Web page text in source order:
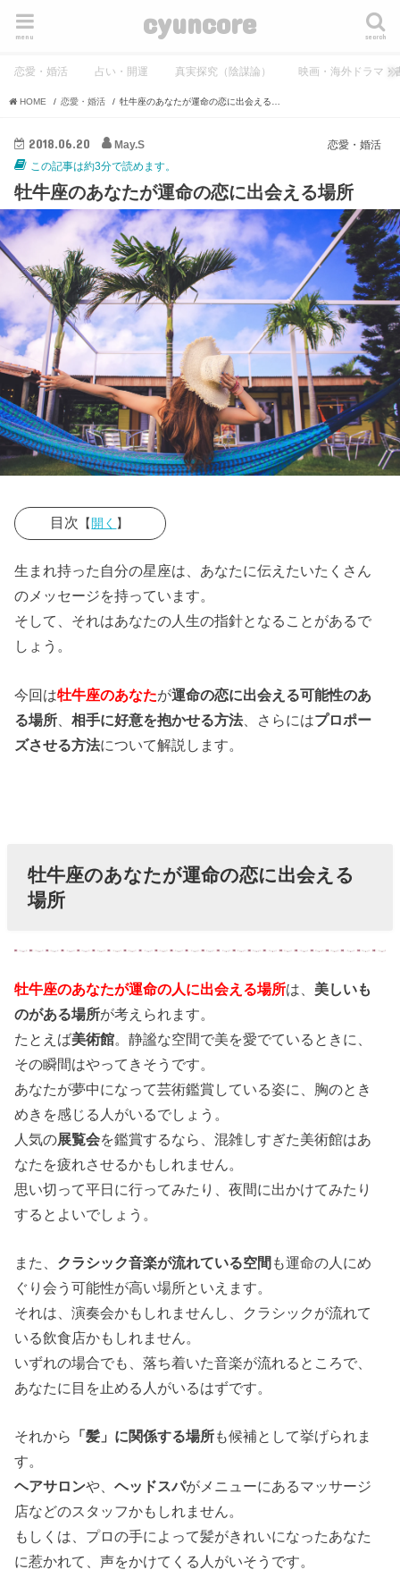
cyuncore search
menu
恋愛・婚活 占い・開運 真実探究（陰謀論） 映画・海外ドラマ・
HOME 恋愛・婚活
恋愛・婚活
2018.06.20
May.S
この記事は約3分で読めます。
牡牛座のあなたが運命の恋に出会える場所
目次 【開く 】
› 牡牛座のあな
たが運命の恋
に出会える場
所
たが運命の相
手に好意を抱
かせるには？
ーズされるに
は？
生まれ持った自分の星座は、あなたに伝えたいたくさん
のメッセージを持っています。
そして、それはあなたの人生の指針となることがあるで
しょう。
今回は牡牛座のあなたが運命の恋に出会える可能性のあ
る場所 、相手に好意を抱かせる方法、さらにはプロポー
ズさせる方法について解説します。
牡牛座のあなたが運命の恋に出会える
場所
牡牛座のあなたが運命の人に出会える場所は、 美しいも
のがある場所が考えられます。
たとえば美術館 。静謐な空間で美を愛でているときに、
その瞬間はやってきそうです。
あなたが夢中になって芸術鑑賞している姿に、胸のとき
めきを感じる人がいるでしょう。
人気の展覧会を鑑賞するなら、混雑しすぎた美術館はあ
なたを疲れさせるかもしれません。
思い切って平日に行ってみたり、夜間に出かけてみたり
するとよいでしょう。
また、 クラシック音楽が流れている空間 も運命の人にめ
ぐり会う可能性が高い場所といえます。
それは、演奏会かもしれませんし、クラシックが流れて
いる飲食店かもしれません。
いずれの場合でも、落ち着いた音楽が流れるところで、
あなたに目を止める人がいるはずです。
それから 「髪」に関係する場所も候補として挙げられま
す。
ヘアサロンや、ヘッドスパがメニューにあるマッサージ
店などのスタッフかもしれません。
もしくは、プロの手によって髪がきれいになったあなた
に惹かれて、声をかけてくる人がいそうです。